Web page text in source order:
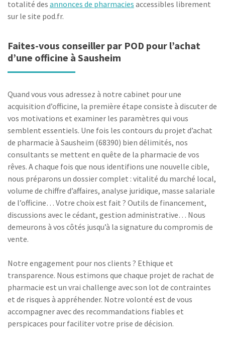
totalité des annonces de pharmacies accessibles librement
sur le site pod.fr.
Faites-vous conseiller par POD pour l’achat
d’une officine à Sausheim
Quand vous vous adressez à notre cabinet pour une
acquisition d’officine, la première étape consiste à discuter de
vos motivations et examiner les paramètres qui vous
semblent essentiels. Une fois les contours du projet d’achat
de pharmacie à Sausheim (68390) bien délimités, nos
consultants se mettent en quête de la pharmacie de vos
rêves. A chaque fois que nous identifions une nouvelle cible,
nous préparons un dossier complet : vitalité du marché local,
volume de chiffre d’affaires, analyse juridique, masse salariale
de l’officine… Votre choix est fait ? Outils de financement,
discussions avec le cédant, gestion administrative… Nous
demeurons à vos côtés jusqu’à la signature du compromis de
vente.
Notre engagement pour nos clients ? Ethique et
transparence. Nous estimons que chaque projet de rachat de
pharmacie est un vrai challenge avec son lot de contraintes
et de risques à appréhender. Notre volonté est de vous
accompagner avec des recommandations fiables et
perspicaces pour faciliter votre prise de décision.